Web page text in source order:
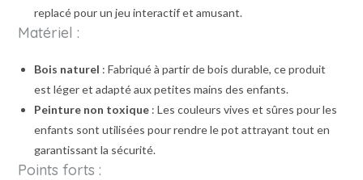
replacé pour un jeu interactif et amusant.
Matériel :
Bois naturel : Fabriqué à partir de bois durable, ce produit
est léger et adapté aux petites mains des enfants.
Peinture non toxique : Les couleurs vives et sûres pour les
enfants sont utilisées pour rendre le pot attrayant tout en
garantissant la sécurité.
Points forts :